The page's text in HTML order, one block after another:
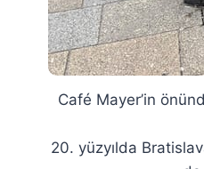
Café Mayer’in
20. yüzyılda